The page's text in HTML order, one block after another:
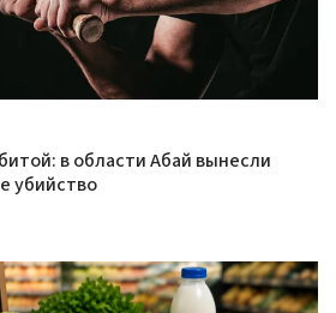
в области Абай вынесли
убийство